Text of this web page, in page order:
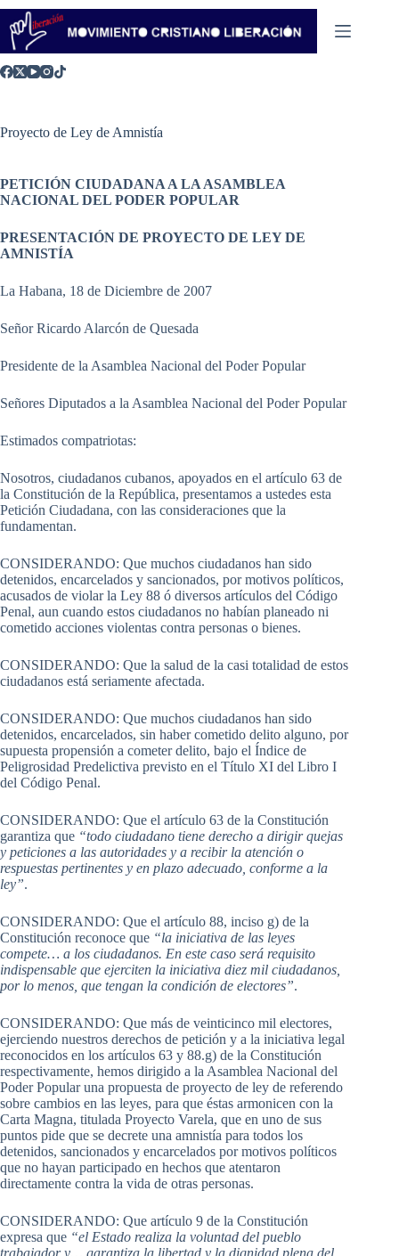
Saltar
contenido
Proyecto de Ley de Amnistía
PETICIÓN CIUDADANA A LA ASAMBLEA
NACIONAL DEL PODER POPULAR
PRESENTACIÓN DE PROYECTO DE LEY DE
AMNISTÍA
La Habana, 18 de Diciembre de 2007
Señor Ricardo Alarcón de Quesada
Presidente de la Asamblea Nacional del Poder Popular
Señores Diputados a la Asamblea Nacional del Poder Popular
Estimados compatriotas:
Nosotros, ciudadanos cubanos, apoyados en el artículo 63 de
la Constitución de la República, presentamos a ustedes esta
Petición Ciudadana, con las consideraciones que la
fundamentan.
CONSIDERANDO: Que muchos ciudadanos han sido
detenidos, encarcelados y sancionados, por motivos políticos,
acusados de violar la Ley 88 ó diversos artículos del Código
Penal, aun cuando estos ciudadanos no habían planeado ni
cometido acciones violentas contra personas o bienes.
CONSIDERANDO: Que la salud de la casi totalidad de estos
ciudadanos está seriamente afectada.
CONSIDERANDO: Que muchos ciudadanos han sido
detenidos, encarcelados, sin haber cometido delito alguno, por
supuesta propensión a cometer delito, bajo el Índice de
Peligrosidad Predelictiva previsto en el Título XI del Libro I
del Código Penal.
CONSIDERANDO: Que el artículo 63 de la Constitución
garantiza que “todo ciudadano tiene derecho a dirigir quejas
y peticiones a las autoridades y a recibir la atención o
respuestas pertinentes y en plazo adecuado, conforme a la
ley”.
CONSIDERANDO: Que el artículo 88, inciso g) de la
Constitución reconoce que “la iniciativa de las leyes
compete… a los ciudadanos. En este caso será requisito
indispensable que ejerciten la iniciativa diez mil ciudadanos,
por lo menos, que tengan la condición de electores”.
CONSIDERANDO: Que más de veinticinco mil electores,
ejerciendo nuestros derechos de petición y a la iniciativa legal
reconocidos en los artículos 63 y 88.g) de la Constitución
respectivamente, hemos dirigido a la Asamblea Nacional del
Poder Popular una propuesta de proyecto de ley de referendo
sobre cambios en las leyes, para que éstas armonicen con la
Carta Magna, titulada Proyecto Varela, que en uno de sus
puntos pide que se decrete una amnistía para todos los
detenidos, sancionados y encarcelados por motivos políticos
que no hayan participado en hechos que atentaron
directamente contra la vida de otras personas.
CONSIDERANDO: Que artículo 9 de la Constitución
expresa que “el Estado realiza la voluntad del pueblo
trabajador y… garantiza la libertad y la dignidad plena del